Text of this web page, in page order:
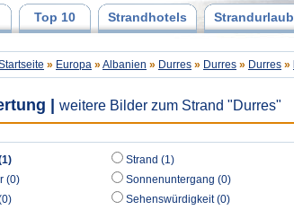
Top 10 Strandhotels Strandurlaub
» Europa » Albanien » Durres » Durres » Durres »
weitere Bilder zum Strand "Durres"
Strand (1)
(0)
Sonnenuntergang (0)
Sehenswürdigkeit (0)